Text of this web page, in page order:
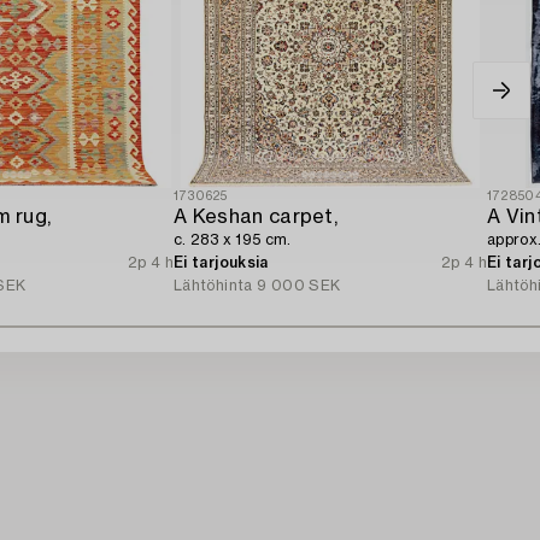
rug,
2p 4 h
1730625
A Keshan carpet,
c. 283 x 195 cm.
Ei tarjouksia
2p 4 h
Lähtöhinta 9 000 SEK
A
Ei